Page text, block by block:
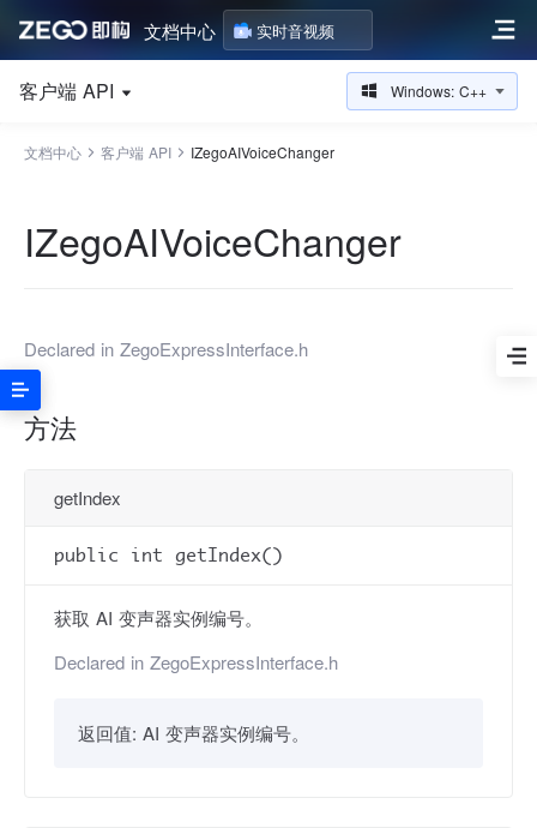
文档中心 实时音视频
客户端 API Windows: C++
文档中心 客户端 API IZegoAIVoiceChanger
IZegoAIVoiceChanger
Declared in ZegoExpressInterface.h
方法
getIndex
public int getIndex()
获取 AI 变声器实例编号。
Declared in ZegoExpressInterface.h
返回值: AI 变声器实例编号。